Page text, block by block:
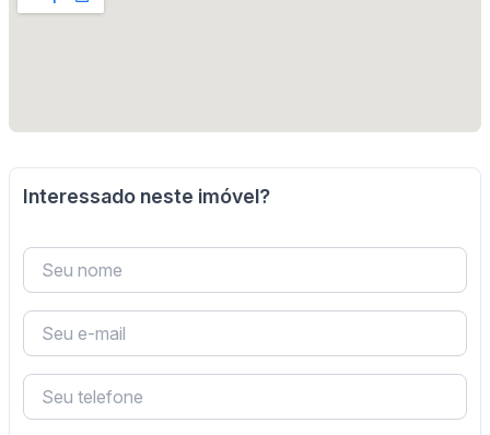
Interessado neste imóvel?